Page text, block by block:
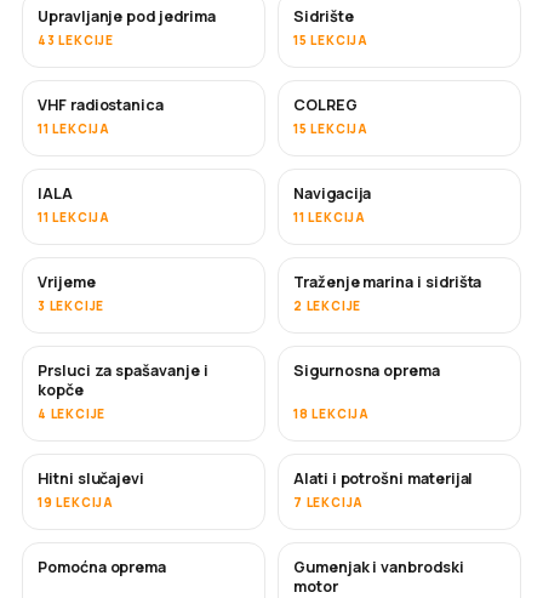
Upravljanje pod jedrima
43 LEKCIJE
Sidrište
15 LEKCIJA
VHF radiostanica
11 LEKCIJA
COLREG
15 LEKCIJA
IALA
11 LEKCIJA
Navigacija
11 LEKCIJA
Vrijeme
3 LEKCIJE
Traženje marina i sidrišta
2 LEKCIJE
Prsluci za spašavanje i
kopče
4 LEKCIJE
Sigurnosna oprema
18 LEKCIJA
Hitni slučajevi
19 LEKCIJA
Alati i potrošni materijal
7 LEKCIJA
Pomoćna oprema
Gumenjak i vanbrodski
motor